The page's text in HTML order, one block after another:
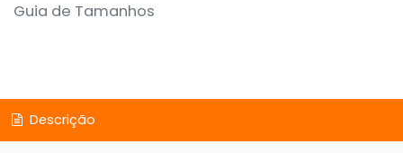
Guia de Tamanhos
Descrição